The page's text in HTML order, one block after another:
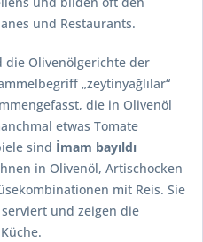
und Restaurants.
Olivenölgerichte der
„zeytinyağlılar“
die in Olivenöl
etwas Tomate
sind İmam bayıldı
in Olivenöl, Artischocken
mit Reis. Sie
und zeigen die